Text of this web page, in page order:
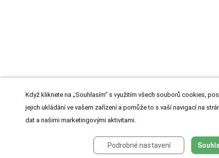
Když kliknete na „Souhlasím“ s využitím všech souborů cookies,
jejich ukládání ve vašem zařízení a pomůže to s vaší navigací na
dat a našimi marketingovými aktivitami.
Podrobné nastavení